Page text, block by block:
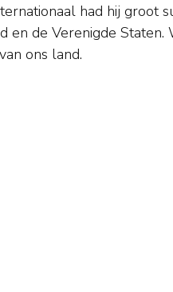
ons land.